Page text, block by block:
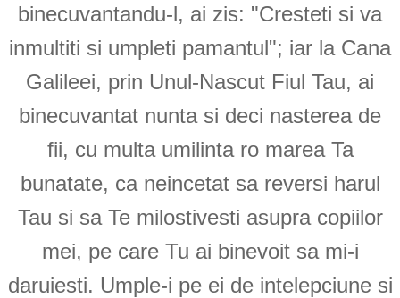
binecuvantandu-l, ai zis: "Cresteti si va
inmultiti si umpleti pamantul"; iar la Cana
Galileei, prin Unul-Nascut Fiul Tau, ai
binecuvantat nunta si deci nasterea de
fii, cu multa umilinta ro marea Ta
bunatate, ca neincetat sa reversi harul
Tau si sa Te milostivesti asupra copiilor
mei, pe care Tu ai binevoit sa mi-i
daruiesti. Umple-i pe ei de intelepciune si